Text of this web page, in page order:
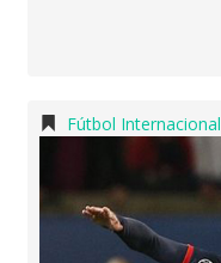
Fútbol Internacional